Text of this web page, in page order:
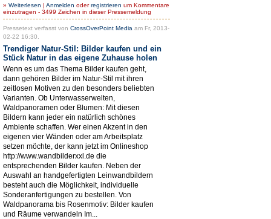
» Weiterlesen | Anmelden oderregistrieren um Kommentare
einzutragen - 3499 Zeichen in dieser Pressemeldung
Pressetext verfasst von CrossOverPoint Media am Fr, 2013-
02-22 16:30.
Trendiger Natur-Stil: Bilder kaufen und ein
Stück Natur in das eigene Zuhause holen
Wenn es um das Thema Bilder kaufen geht,
dann gehören Bilder im Natur-Stil mit ihren
zeitlosen Motiven zu den besonders beliebten
Varianten. Ob Unterwasserwelten,
Waldpanoramen oder Blumen: Mit diesen
Bildern kann jeder ein natürlich schönes
Ambiente schaffen. Wer einen Akzent in den
eigenen vier Wänden oder am Arbeitsplatz
setzen möchte, der kann jetzt im Onlineshop
http://www.wandbilderxxl.de die
entsprechenden Bilder kaufen. Neben der
Auswahl an handgefertigten Leinwandbildern
besteht auch die Möglichkeit, individuelle
Sonderanfertigungen zu bestellen. Von
Waldpanorama bis Rosenmotiv: Bilder kaufen
und Räume verwandeln Im...